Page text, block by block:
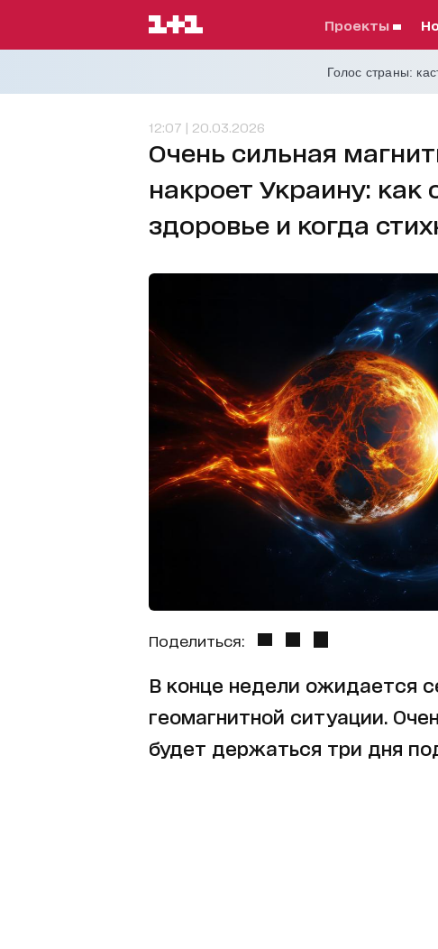
проекты
Голос страны:
12:07 | 20.03.2026
Очень сильная
накроет Украину: как
здоровье и когда
Поделиться:
В конце недели ожидается
геомагнитной ситуации.
будет держаться три дня